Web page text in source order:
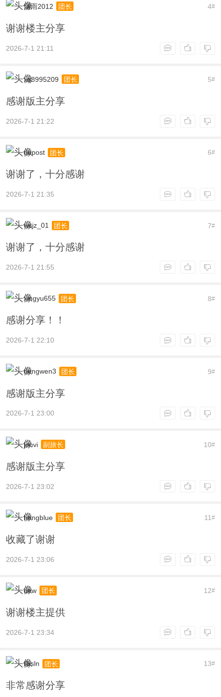
4#
烟雨2012 团长
谢谢楼主分享
2026-7-1 21:11
5#
xq8995209 团长
感谢版主分享
2026-7-1 21:22
6#
dopost 团长
谢谢了，十分感谢
2026-7-1 21:35
7#
wsjz_01 团长
谢谢了，十分感谢
2026-7-1 21:55
8#
xingyu655 团长
感谢分享！！
2026-7-1 22:10
9#
dengwen3 团长
感谢版主分享
2026-7-1 23:00
10#
jonvi 副旅长
感谢版主分享
2026-7-1 23:02
11#
hongblue 团长
收藏了谢谢
2026-7-1 23:06
12#
dew 团长
谢谢楼主提供
2026-7-1 23:34
13#
ilbsln 团长
非常感谢分享